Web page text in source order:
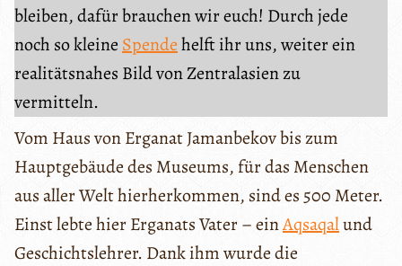
bleiben, dafür brauchen wir euch! Durch jede
noch so kleine Spendehelft ihr uns, weiter ein
realitätsnahes Bild von Zentralasien zu
vermitteln.
Vom Haus von Erganat Jamanbekov bis zum
Hauptgebäude des Museums, für das Menschen
aus aller Welt hierherkommen, sind es 500 Meter.
Einst lebte hier Erganats Vater – einAqsaqalund
Geschichtslehrer. Dank ihm wurde die